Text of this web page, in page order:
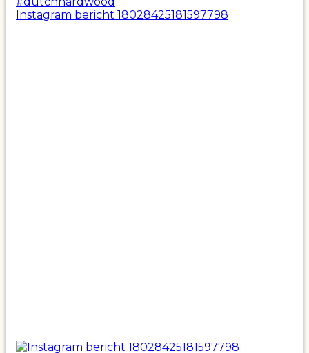
Instagram bericht 18028425181597798